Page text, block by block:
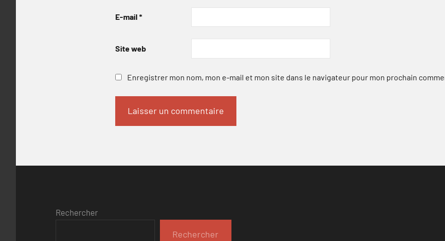
E-mail *
Site web
Enregistrer mon nom, mon e-mail et mon site dans le navigateur pour mon prochain
Rechercher
Rechercher